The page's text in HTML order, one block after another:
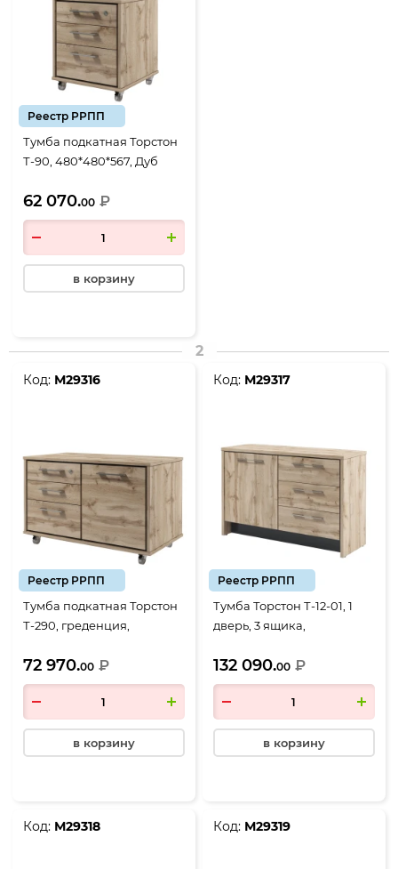
Реестр РРПП
Тумба подкатная Торстон
Т-90, 480*480*567, Дуб
62 070.00 ₽
в корзину
2
Код: М29316
Реестр РРПП
Тумба подкатная Торстон
Т-290, греденция,
Антрацит
72 970.00 ₽
в корзину
Код: М29317
Реестр РРПП
Тумба Торстон Т-12-01, 1
дверь, 3 ящика,
Антрацит
132 090.00 ₽
в корзину
Код: М29318 Код: М29319